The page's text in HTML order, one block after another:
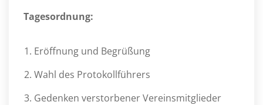
Tagesordnung:
Eröffnung und Begrüßung
Wahl des Protokollführers
Gedenken verstorbener Vereinsmitglieder